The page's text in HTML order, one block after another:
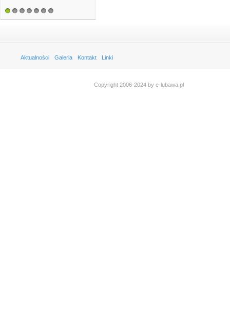
1 2 3 4 5 6 7
Aktualności Galeria Kontakt Linki
Copyright 2006-2024 by e-lubawa.pl